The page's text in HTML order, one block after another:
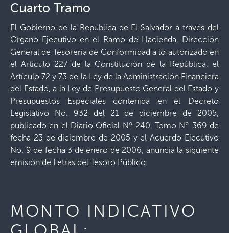
Cuarto Tramo
El Gobierno de la República de El Salvador a través del
Organo Ejecutivo en el Ramo de Hacienda, Dirección
General de Tesorería de Conformidad a lo autorizado en
el Artículo 227 de la Constitución de la República, el
Artículo 72 y 73 de la Ley de la Administración Financiera
del Estado, a la Ley de Presupuesto General del Estado y
Presupuestos Especiales contenida en el Decreto
Legislativo No. 932 del 21 de diciembre de 2005,
publicado en el Diario Oficial Nº 240, Tomo Nº 369 de
fecha 23 de diciembre de 2005 y el Acuerdo Ejecutivo
No. 9 de fecha 3 de enero de 2006, anuncia la siguiente
emisión de Letras del Tesoro Público:
MONTO INDICATIVO